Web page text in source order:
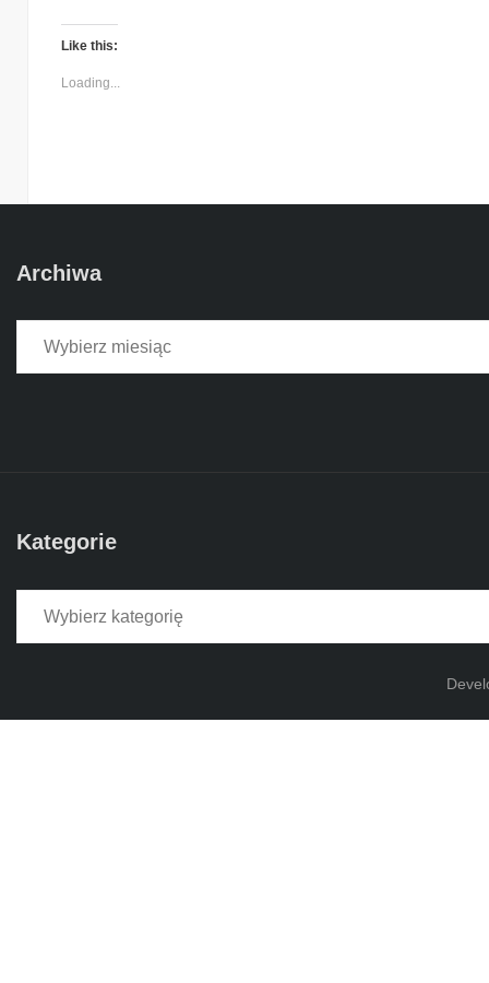
Like this:
Loading...
Archiwa
Kategorie
Kategorie